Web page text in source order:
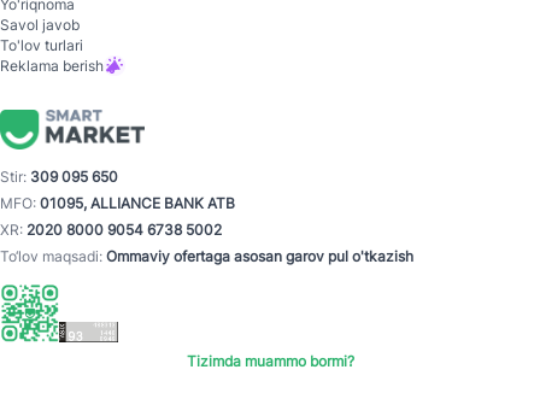
Yo'riqnoma
Savol javob
To'lov turlari
Reklama berish
Stir: 309 095 650
MFO: 01095, ALLIANCE BANK ATB
XR: 2020 8000 9054 6738 5002
To‘lov maqsadi: Ommaviy ofertaga asosan garov pul o'tkazish
Tizimda muammo bormi?